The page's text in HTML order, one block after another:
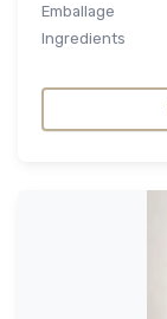
Emballage
Ingredients